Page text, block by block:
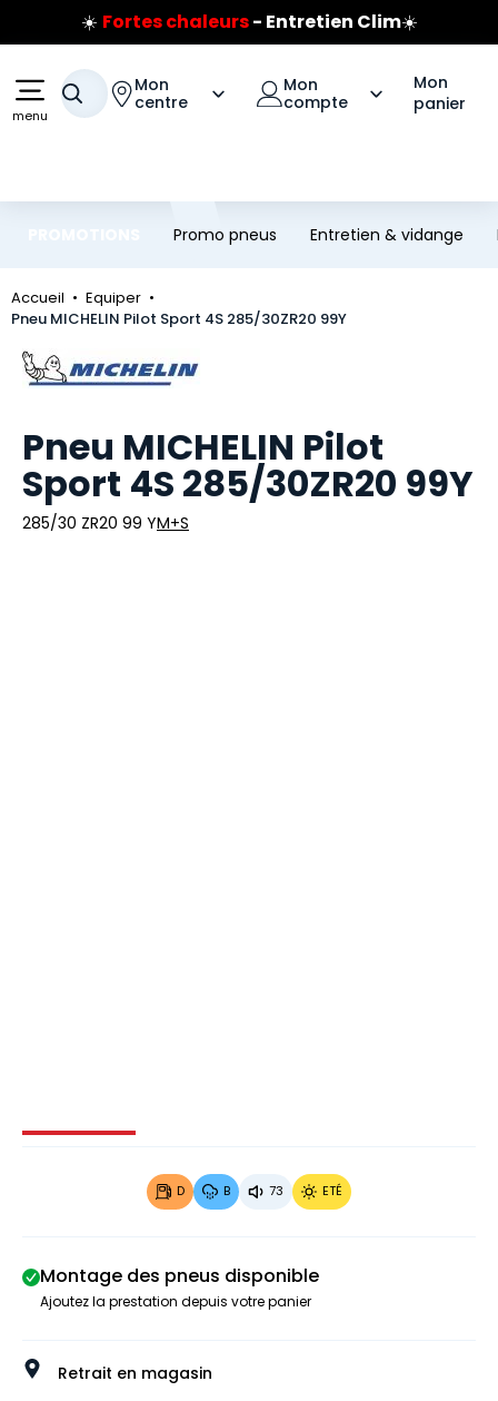
Aller au contenu principal
Aller à la navigation
☀️ Fortes chaleurs- Entretien Clim☀️
Prix coûtant pneus Bridgestone
🔥
Jusqu'à 120€ remboursés
sur les pneus Bridgestone
menu
Votre recherche
Mon
centre
Mon
compte
Mon
panier
Promo pneus Entretien & vidange
Accueil
Equiper
Pneu MICHELIN Pilot Sport 4S 285/30ZR20 99Y
Marque
Pneu MICHELIN Pilot
Sport 4S 285/30ZR20 99Y
285/30 ZR20 99 YM+S
Image 1 sur 4
D B 73 ETÉ
Montage des pneus disponible
Ajoutez la prestation depuis votre panier
Retrait en magasin